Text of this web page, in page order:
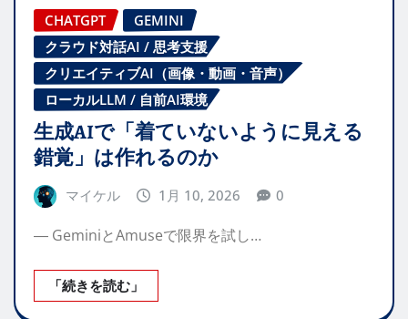
CHATGPT
GEMINI
クラウド対話AI / 思考支援
クリエイティブAI（画像・動画・音声）
ローカルLLM / 自前AI環境
生成AIで「着ていないように見える
錯覚」は作れるのか
マイケル 1月 10, 2026 0
― GeminiとAmuseで限界を試し…
「続きを読む」